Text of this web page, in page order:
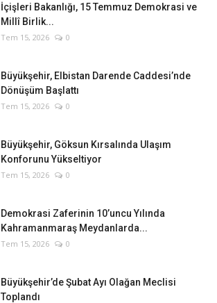
İçişleri Bakanlığı, 15 Temmuz Demokrasi ve
Millî Birlik...
Tem 15, 2026 0
Büyükşehir, Elbistan Darende Caddesi’nde
Dönüşüm Başlattı
Tem 15, 2026 0
Büyükşehir, Göksun Kırsalında Ulaşım
Konforunu Yükseltiyor
Tem 15, 2026 0
Demokrasi Zaferinin 10’uncu Yılında
Kahramanmaraş Meydanlarda...
Tem 15, 2026 0
Büyükşehir’de Şubat Ayı Olağan Meclisi
Toplandı